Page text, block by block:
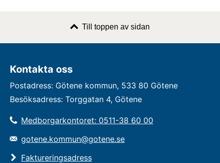
Till toppen av sidan
Kontakta oss
Postadress: Götene kommun, 533 80 Götene
Besöksadress: Torggatan 4, Götene
Medborgarkontoret: 0511-38 60 00
gotene.kommun@gotene.se
Faktureringsadress